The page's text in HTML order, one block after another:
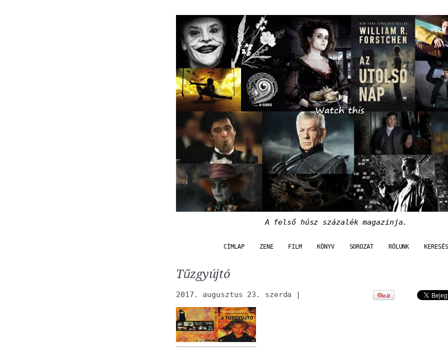
A felső húsz százalék magazinja.
CÍMLAP ZENE FILM KÖNYV SOROZAT RÓLUNK KERESÉS
Tűzgyújtó
2017. augusztus 23. szerda |